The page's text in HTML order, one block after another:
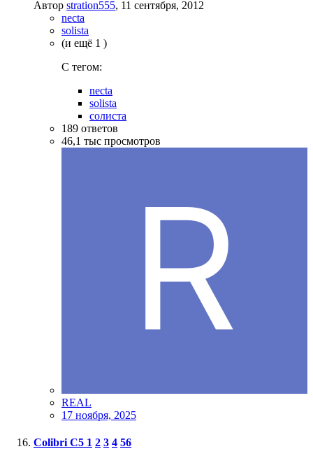
Автор stration555, 11 сентября, 2012
necta
solista
(и ещё 1 )
C тегом:
necta
solista
солиста
189 ответов
46,1 тыс просмотров
REAL
17 ноября, 2025
Colibri C5 1 2 3 4 56